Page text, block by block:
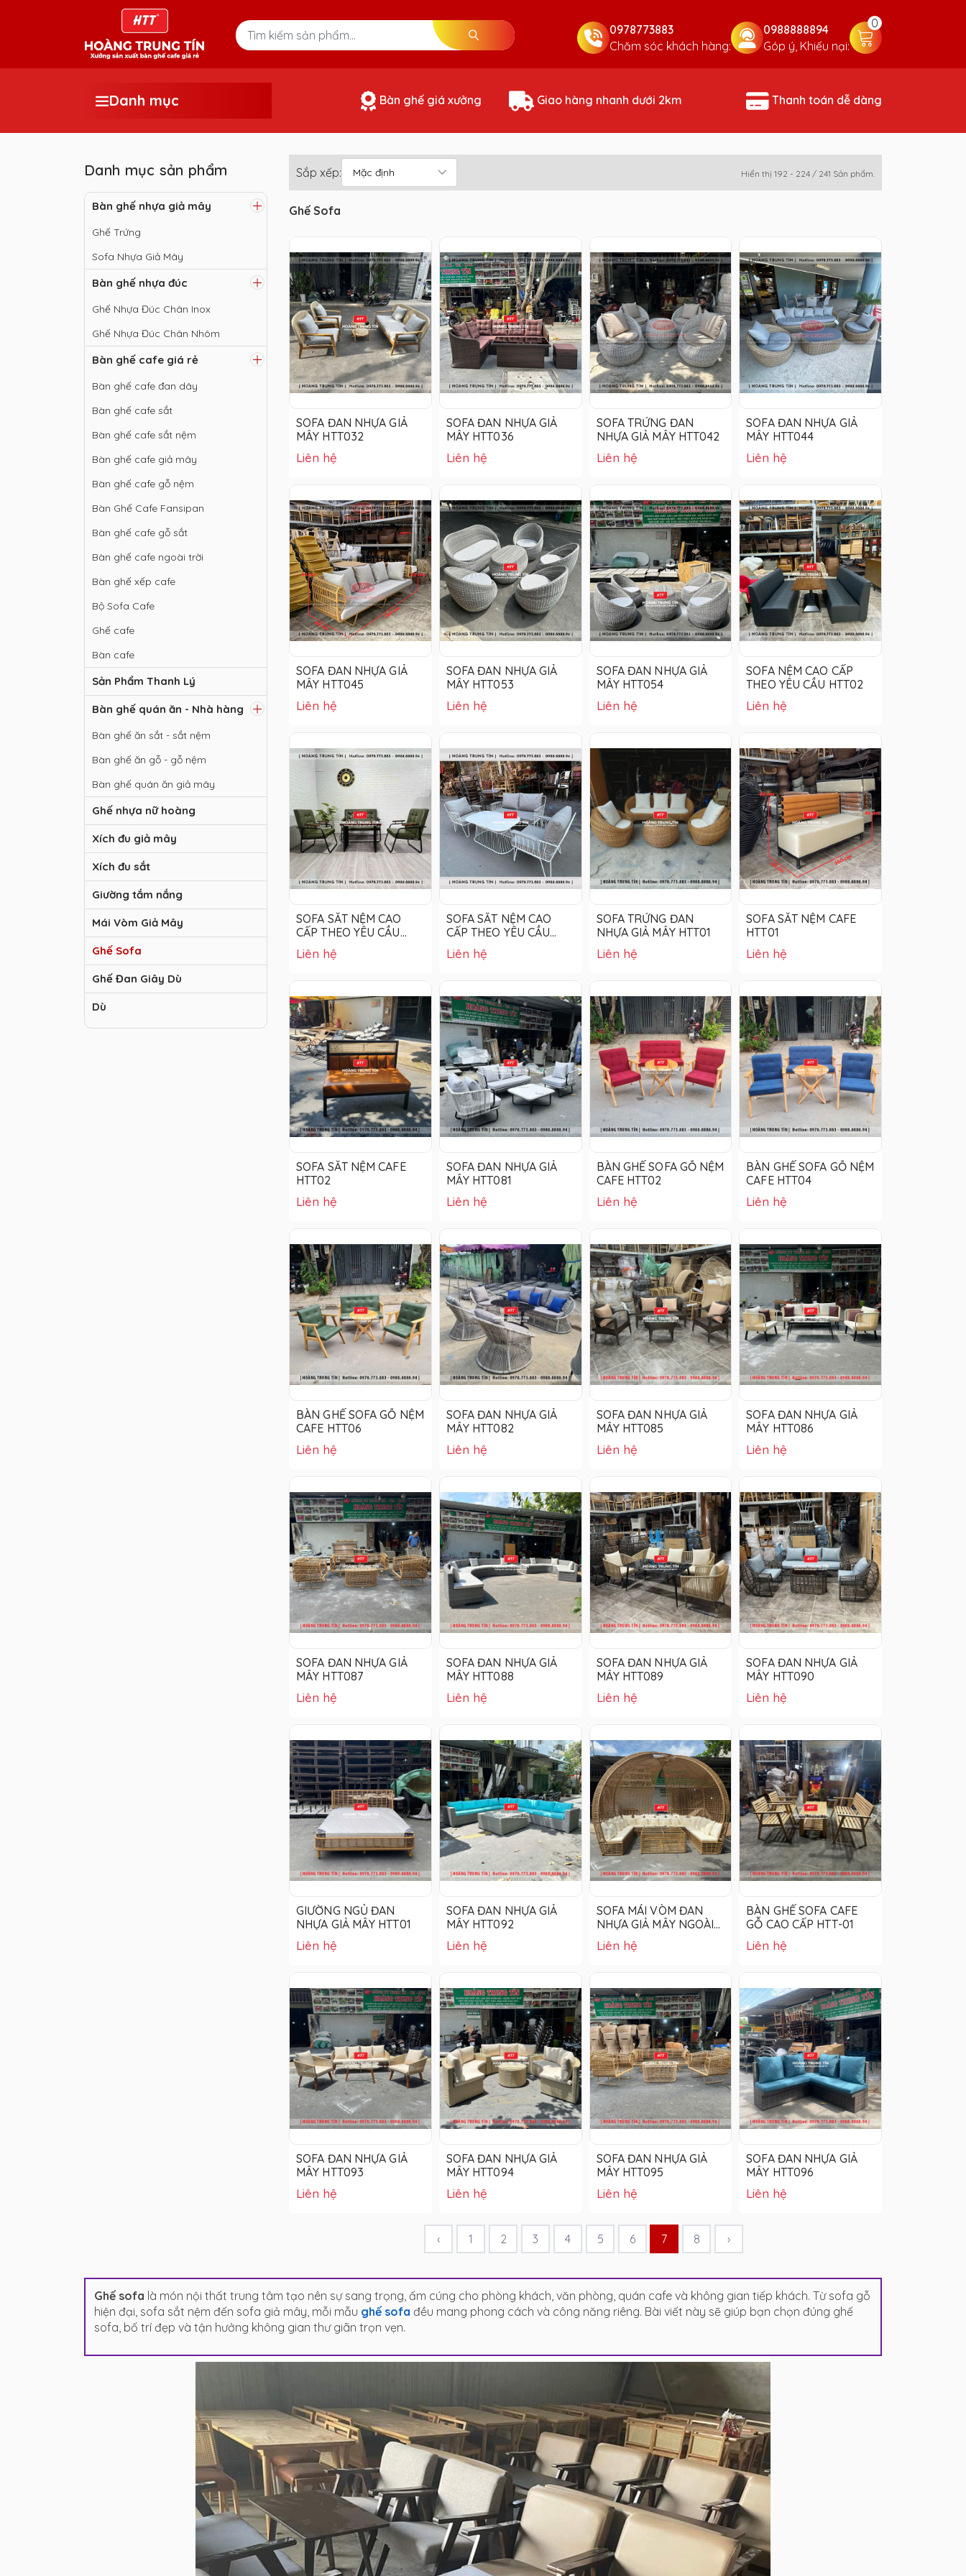
0978773883
Chăm sóc khách hàng:
0988888894
Góp ý, Khiếu nại:
0
Danh mục Bàn ghế giá xưởng Giao hàng nhanh dưới 2km Thanh toán dễ dàng
Sắp xếp: Hiển thị 192 - 224 / 241 Sản phẩm.
Ghế Sofa
SOFA ĐAN NHỰA GIẢ
MÂY HTT032
Liên hệ
SOFA ĐAN NHỰA GIẢ
MÂY HTT036
Liên hệ
SOFA TRỨNG ĐAN
NHỰA GIẢ MÂY HTT042
Liên hệ
SOFA ĐAN NHỰA GIẢ
MÂY HTT044
Liên hệ
SOFA ĐAN NHỰA GIẢ
MÂY HTT045
Liên hệ
SOFA ĐAN NHỰA GIẢ
MÂY HTT053
Liên hệ
SOFA ĐAN NHỰA GIẢ
MÂY HTT054
Liên hệ
SOFA NỆM CAO CẤP
THEO YÊU CẦU HTT02
Liên hệ
SOFA SẮT NỆM CAO
CẤP THEO YÊU CẦU
HTT03
Liên hệ
SOFA SẮT NỆM CAO
CẤP THEO YÊU CẦU
HTT04
Liên hệ
SOFA TRỨNG ĐAN
NHỰA GIẢ MÂY HTT01
Liên hệ
SOFA SẮT NỆM CAFE
HTT01
Liên hệ
SOFA SẮT NỆM CAFE
HTT02
Liên hệ
SOFA ĐAN NHỰA GIẢ
MÂY HTT081
Liên hệ
BÀN GHẾ SOFA GỖ NỆM
CAFE HTT02
Liên hệ
BÀN GHẾ SOFA GỖ NỆM
CAFE HTT04
Liên hệ
BÀN GHẾ SOFA GỖ NỆM
CAFE HTT06
Liên hệ
SOFA ĐAN NHỰA GIẢ
MÂY HTT082
Liên hệ
SOFA ĐAN NHỰA GIẢ
MÂY HTT085
Liên hệ
SOFA ĐAN NHỰA GIẢ
MÂY HTT086
Liên hệ
SOFA ĐAN NHỰA GIẢ
MÂY HTT087
Liên hệ
SOFA ĐAN NHỰA GIẢ
MÂY HTT088
Liên hệ
SOFA ĐAN NHỰA GIẢ
MÂY HTT089
Liên hệ
SOFA ĐAN NHỰA GIẢ
MÂY HTT090
Liên hệ
GIƯỜNG NGỦ ĐAN
NHỰA GIẢ MÂY HTT01
Liên hệ
SOFA ĐAN NHỰA GIẢ
MÂY HTT092
Liên hệ
SOFA MÁI VÒM ĐAN
NHỰA GIẢ MÂY NGOÀI
TRỜI HTT01
Liên hệ
BÀN GHẾ SOFA CAFE
GỖ CAO CẤP HTT-01
Liên hệ
SOFA ĐAN NHỰA GIẢ
MÂY HTT093
Liên hệ
SOFA ĐAN NHỰA GIẢ
MÂY HTT094
Liên hệ
SOFA ĐAN NHỰA GIẢ
MÂY HTT095
Liên hệ
SOFA ĐAN NHỰA GIẢ
MÂY HTT096
Liên hệ
‹ 1 2 3 4 5 6 7 8 ›
Danh mục sản phẩm
Bàn ghế nhựa giả mây
Ghế Trứng
Sofa Nhựa Giả Mây
Bàn ghế nhựa đúc
Ghế Nhựa Đúc Chân Inox
Ghế Nhựa Đúc Chân Nhôm
Bàn ghế cafe giá rẻ
Bàn ghế cafe đan dây
Bàn ghế cafe sắt
Bàn ghế cafe sắt nệm
Bàn ghế cafe giả mây
Bàn ghế cafe gỗ nệm
Bàn Ghế Cafe Fansipan
Bàn ghế cafe gỗ sắt
Bàn ghế cafe ngoài trời
Bàn ghế xếp cafe
Bộ Sofa Cafe
Ghế cafe
Bàn cafe
Sản Phẩm Thanh Lý
Bàn ghế quán ăn - Nhà hàng
Bàn ghế ăn sắt - sắt nệm
Bàn ghế ăn gỗ - gỗ nệm
Bàn ghế quán ăn giả mây
Ghế nhựa nữ hoàng
Xích đu giả mây
Xích đu sắt
Giường tắm nắng
Mái Vòm Giả Mây
Ghế Sofa
Ghế Đan Giây Dù
Dù
Ghế sofa là món nội thất trung tâm tạo nên sự sang trọng, ấm cúng cho phòng khách, văn phòng, quán cafe và không gian tiếp khách. Từ sofa gỗ
hiện đại, sofa sắt nệm đến sofa giả mây, mỗi mẫu ghế sofa đều mang phong cách và công năng riêng. Bài viết này sẽ giúp bạn chọn đúng ghế
sofa, bố trí đẹp và tận hưởng không gian thư giãn trọn vẹn.